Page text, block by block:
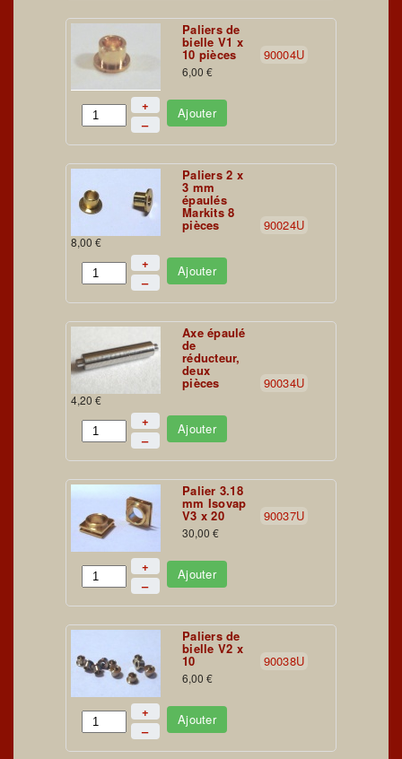
Paliers de
bielle V1 x
10 pièces 90004U
6,00 €
+
–
Ajouter
Paliers 2 x
3 mm
épaulés
Markits 8
pièces 90024U
8,00 €
+
–
Ajouter
Axe épaulé
de
réducteur,
deux
pièces 90034U
4,20 €
+
–
Ajouter
Palier 3.18
mm Isovap
V3 x 20 90037U
30,00 €
+
–
Ajouter
Paliers de
bielle V2 x
10 90038U
6,00 €
+
–
Ajouter